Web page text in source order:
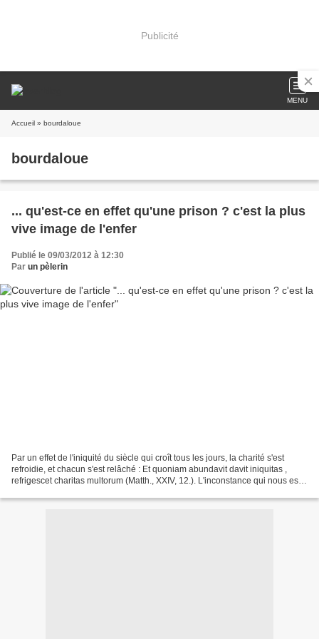
Publicité
MENU
Accueil » bourdaloue
bourdaloue
... qu'est-ce en effet qu'une prison ? c'est la plus
vive image de l'enfer
Publié le 09/03/2012 à 12:30
Par un pèlerin
Par un effet de l'iniquité du siècle qui croît tous les jours, la charité s'est
refroidie, et chacun s'est relâché : Et quoniam abundavit davit iniquitas ,
refrigescet charitas multorum (Matth., XXIV, 12.). L'inconstance qui nous est